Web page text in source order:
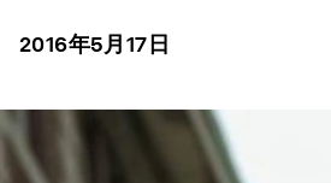
2016年5月17日